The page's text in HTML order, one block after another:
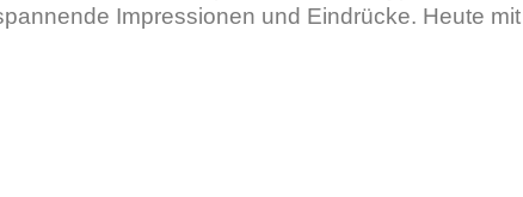
Impressionen und Eindrücke. Heute